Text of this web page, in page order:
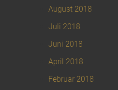
August 2018
Juli 2018
Juni 2018
April 2018
Februar 2018